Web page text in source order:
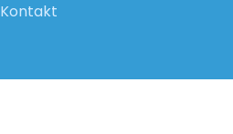
Kontakt